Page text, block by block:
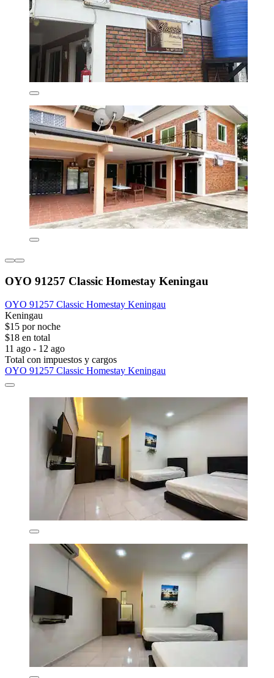
OYO 91257 Classic Homestay Keningau
OYO 91257 Classic Homestay Keningau
Keningau
$15 por noche
$18 en total
11 ago - 12 ago
Total con impuestos y cargos
OYO 91257 Classic Homestay Keningau